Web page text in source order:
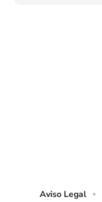
Aviso Legal